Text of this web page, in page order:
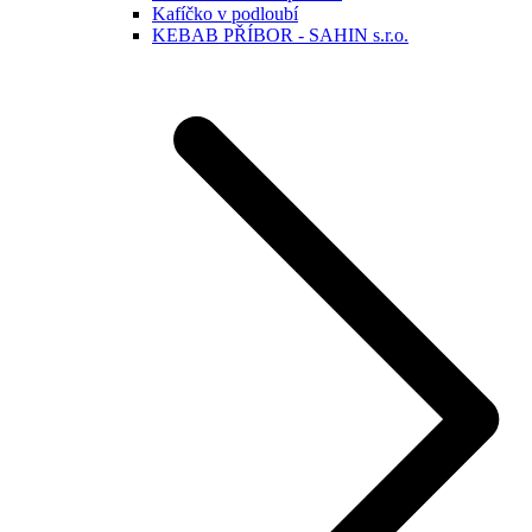
Kafíčko v podloubí
KEBAB PŘÍBOR - SAHIN s.r.o.